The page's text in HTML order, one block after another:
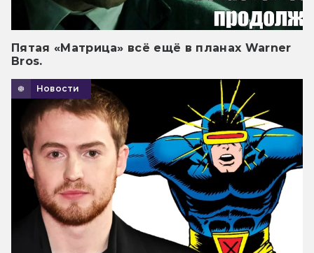
Пятая «Матрица» всё ещё в планах Warner
Bros.
Новости